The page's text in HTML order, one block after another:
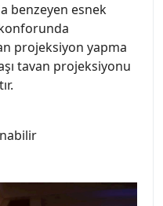
benzeyen esnek
konforunda
projeksiyon yapma
tavan projeksiyonu